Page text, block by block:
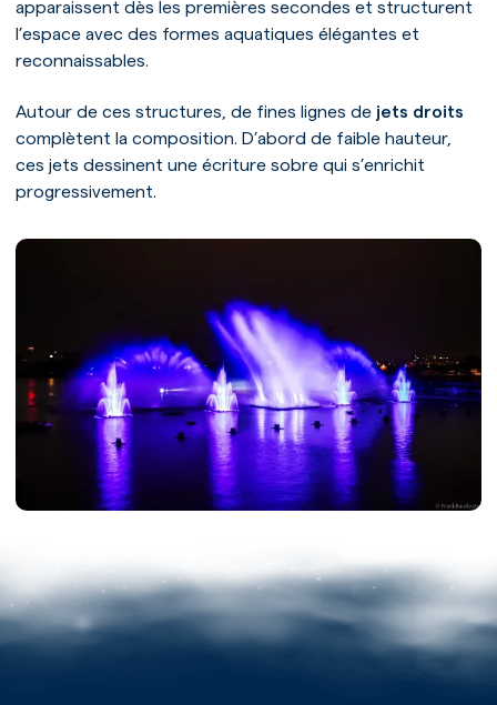
apparaissent dès les premières secondes et structurent
l’espace avec des formes aquatiques élégantes et
reconnaissables.
Autour de ces structures, de fines lignes de jets droits
complètent la composition. D’abord de faible hauteur,
ces jets dessinent une écriture sobre qui s’enrichit
progressivement.